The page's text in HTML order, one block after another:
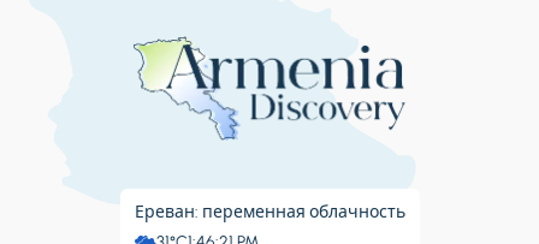
Ереван: переменная облачность